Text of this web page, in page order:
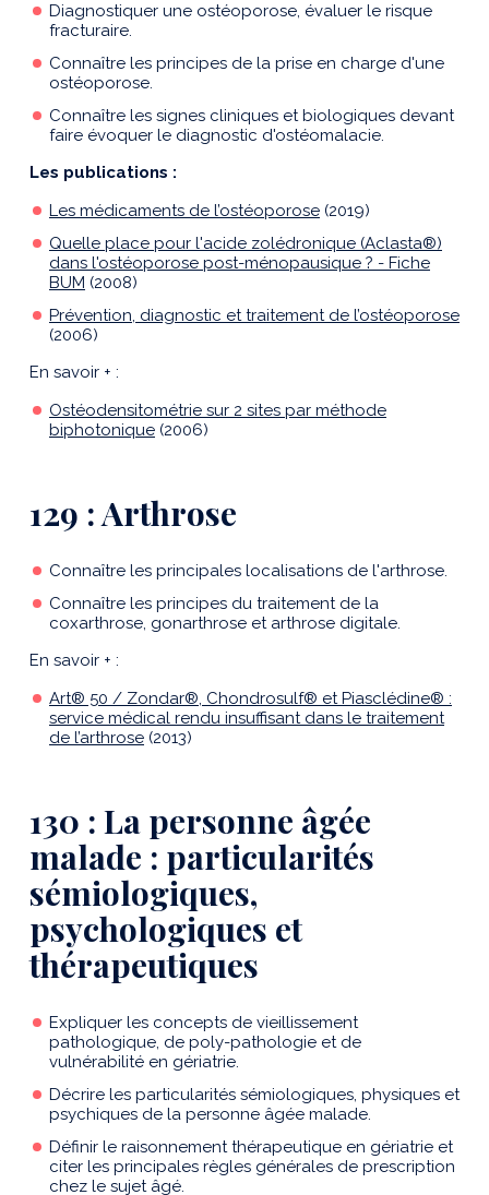
Diagnostiquer une ostéoporose, évaluer le risque
fracturaire.
Connaître les principes de la prise en charge d'une
ostéoporose.
Connaître les signes cliniques et biologiques devant
faire évoquer le diagnostic d'ostéomalacie.
Les publications :
Les médicaments de l’ostéoporose (2019)
Quelle place pour l'acide zolédronique (Aclasta®)
dans l'ostéoporose post-ménopausique ? - Fiche
BUM (2008)
Prévention, diagnostic et traitement de l’ostéoporose
(2006)
En savoir + :
Ostéodensitométrie sur 2 sites par méthode
biphotonique (2006)
129 : Arthrose
Connaître les principales localisations de l'arthrose.
Connaître les principes du traitement de la
coxarthrose, gonarthrose et arthrose digitale.
En savoir + :
Art® 50 / Zondar®, Chondrosulf® et Piasclédine® :
service médical rendu insuffisant dans le traitement
de l’arthrose (2013)
130 : La personne âgée
malade : particularités
sémiologiques,
psychologiques et
thérapeutiques
Expliquer les concepts de vieillissement
pathologique, de poly-pathologie et de
vulnérabilité en gériatrie.
Décrire les particularités sémiologiques, physiques et
psychiques de la personne âgée malade.
Définir le raisonnement thérapeutique en gériatrie et
citer les principales règles générales de prescription
chez le sujet âgé.